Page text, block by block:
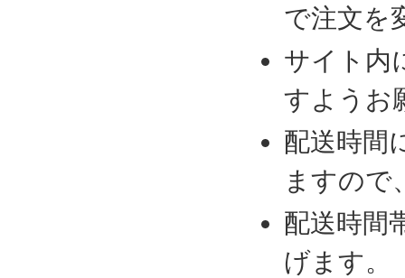
で注文を
サイト内
すようお
配送時間
ますので
配送時間
げます。